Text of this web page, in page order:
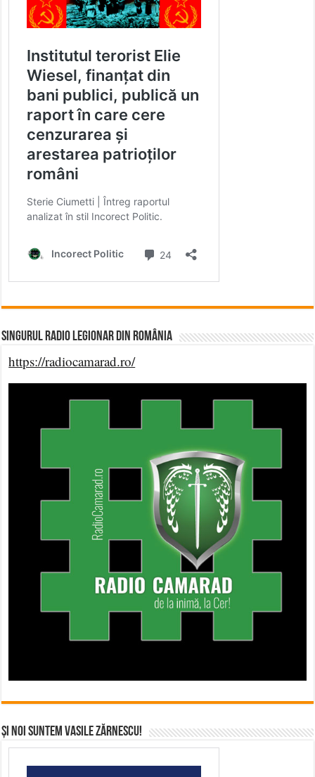
Singurul Radio Legionar din România
https://radiocamarad.ro/
Și noi suntem Vasile Zărnescu!